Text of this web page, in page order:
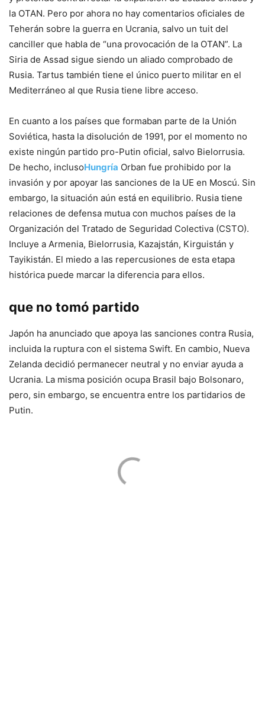
la OTAN. Pero por ahora no hay comentarios oficiales de
Teherán sobre la guerra en Ucrania, salvo un tuit del
canciller que habla de “una provocación de la OTAN”. La
Siria de Assad sigue siendo un aliado comprobado de
Rusia. Tartus también tiene el único puerto militar en el
Mediterráneo al que Rusia tiene libre acceso.
En cuanto a los países que formaban parte de la Unión
Soviética, hasta la disolución de 1991, por el momento no
existe ningún partido pro-Putin oficial, salvo Bielorrusia.
De hecho, inclusoHungría Orban fue prohibido por la
invasión y por apoyar las sanciones de la UE en Moscú. Sin
embargo, la situación aún está en equilibrio. Rusia tiene
relaciones de defensa mutua con muchos países de la
Organización del Tratado de Seguridad Colectiva (CSTO).
Incluye a Armenia, Bielorrusia, Kazajstán, Kirguistán y
Tayikistán. El miedo a las repercusiones de esta etapa
histórica puede marcar la diferencia para ellos.
que no tomó partido
Japón ha anunciado que apoya las sanciones contra Rusia,
incluida la ruptura con el sistema Swift. En cambio, Nueva
Zelanda decidió permanecer neutral y no enviar ayuda a
Ucrania. La misma posición ocupa Brasil bajo Bolsonaro,
pero, sin embargo, se encuentra entre los partidarios de
Putin.